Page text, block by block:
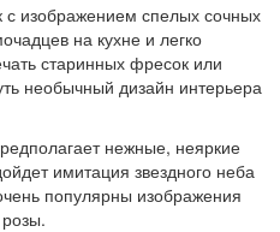
изображением спелых сочных
на кухне и легко
старинных фресок или
необычный дизайн интерьера
нежные, неяркие
имитация звездного неба
популярны изображения